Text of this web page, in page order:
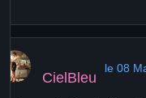
CielBleu
le 08